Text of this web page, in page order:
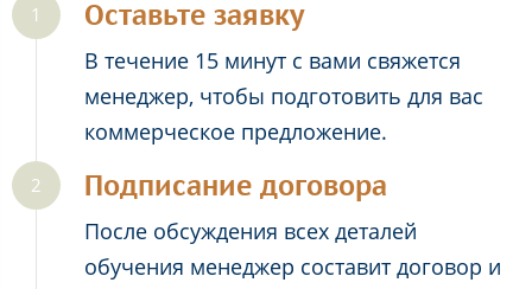
Оставьте заявку
В течение 15 минут с вами свяжется
менеджер, чтобы подготовить для вас
коммерческое предложение.
Подписание договора
После обсуждения всех деталей
обучения менеджер составит договор и